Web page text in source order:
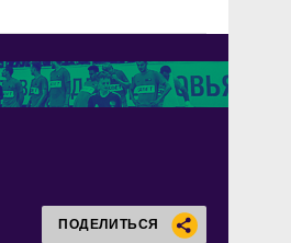
ПОДЕЛИТЬСЯ